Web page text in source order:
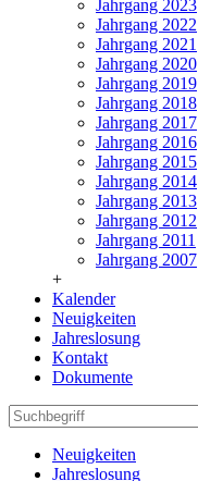
Jahrgang 2023
Jahrgang 2022
Jahrgang 2021
Jahrgang 2020
Jahrgang 2019
Jahrgang 2018
Jahrgang 2017
Jahrgang 2016
Jahrgang 2015
Jahrgang 2014
Jahrgang 2013
Jahrgang 2012
Jahrgang 2011
Jahrgang 2007
+
Kalender
Neuigkeiten
Jahreslosung
Kontakt
Dokumente
Neuigkeiten
Jahreslosung